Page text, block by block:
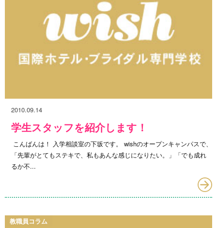
2010.09.14
学生スタッフを紹介します！
こんばんは！ 入学相談室の下坂です。 wishのオープンキャンパスで、
「先輩がとてもステキで、私もあんな感じになりたい。」「でも成れ
るか不...
教職員コラム